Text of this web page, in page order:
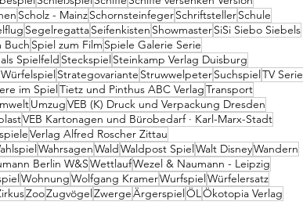
Scholz - MainzSchornsteinfegerSchriftstellerSchule
SegelregattaSeifenkisten ShowmasterSiSi Siebo Siebels
Buch Spiel zum Film Spiele Galerie Serie
Spielfeld SteckspielSteinkamp Verlag Duisburg
Strategovariante StruwwelpeterSuchspielTV Serie
im SpielTietz und Pinthus ABC VerlagTransport
UmzugVEB (K) Druck und Verpackung Dresden
VEB Kartonagen und Bürobedarf · Karl-Marx-Stadt
Verlag Alfred Roscher Zittau
WahrsagenWaldWaldpost SpielWalt DisneyWandern
Berlin W&SWettlaufWezel & Naumann - Leipzig
WohnungWolfgang KramerWurfspielWürfelersatz
ZooZugvögelZwergeÄrgerspielÖLÖkotopia Verlag